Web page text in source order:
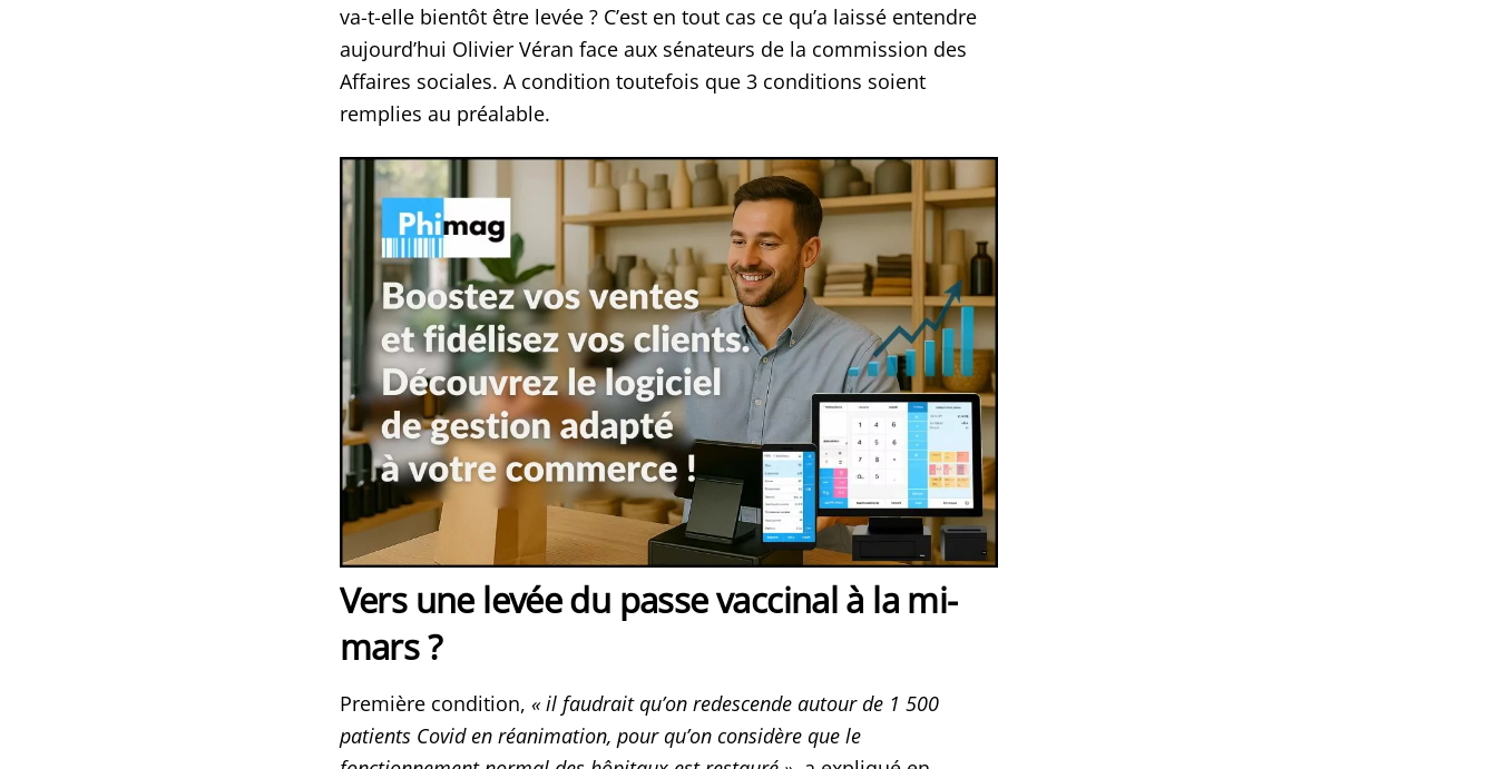
va-t-elle bientôt être levée ? C’est en tout cas ce qu’a laissé entendre
aujourd’hui Olivier Véran face aux sénateurs de la commission des
Affaires sociales. A condition toutefois que 3 conditions soient
remplies au préalable.
Vers une levée du passe vaccinal à la mi-
mars ?
Première condition, « il faudrait qu’on redescende autour de 1 500
patients Covid en réanimation, pour qu’on considère que le